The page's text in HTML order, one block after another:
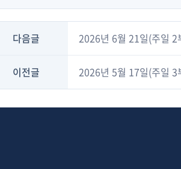
다음글 2026년 6월 21일(주일 2
이전글 2026년 5월 17일(주일 3